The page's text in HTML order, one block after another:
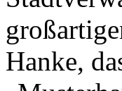
Hanke,